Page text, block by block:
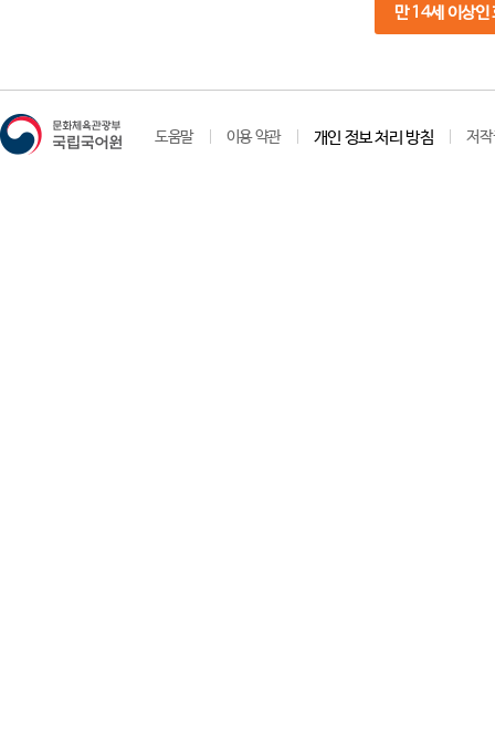
만 14세 이상인
도움말 이용 약관 개인 정보 처리 방침 저